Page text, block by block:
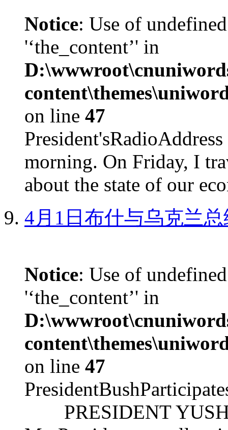
Notice: Use of
'‘the_content’' in
on line 47
morning. On Friday, I
about the state of our
4月1日布什与乌克兰
Notice: Use of
'‘the_content’' in
on line 47
PRESIDENT